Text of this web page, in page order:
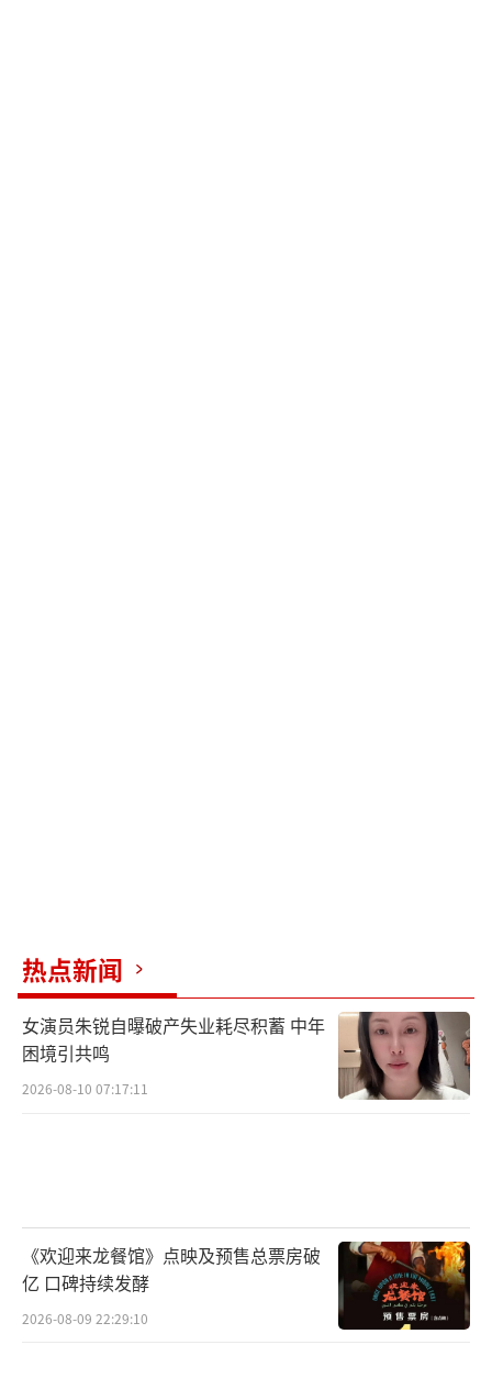
热点新闻
女演员朱锐自曝破产失业耗尽积蓄 中年
困境引共鸣
2026-08-10 07:17:11
《欢迎来龙餐馆》点映及预售总票房破
亿 口碑持续发酵
2026-08-09 22:29:10